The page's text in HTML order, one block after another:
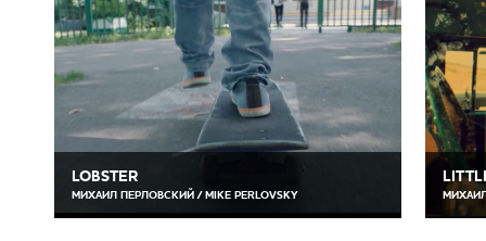
LOBSTER
МИХАИЛ ПЕРЛОВСКИЙ / MIKE PERLOVSKY МИХАИЛ